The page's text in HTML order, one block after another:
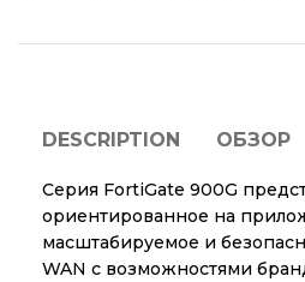
DESCRIPTION ОБЗОР
Серия FortiGate 900G
ориентированное на
масштабируемое и
WAN с возможностями